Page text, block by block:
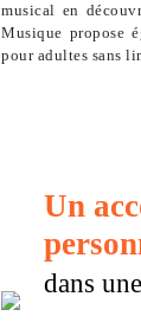
musical en
Musique propose
pour adultes sans
Un
dans